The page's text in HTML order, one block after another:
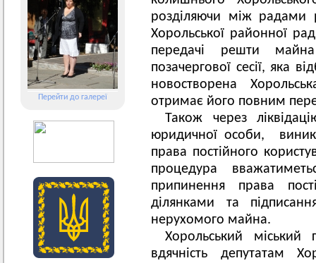
Перейти до галереї
розділяючи між радами
Хорольської районної
передачі решти
позачергової сесії, яка
новостворена
отримає його повним
Також через
юридичної особи,
права постійного
процедура
припинення права
ділянками та
нерухомого майна.
Хорольський
вдячність депутатам